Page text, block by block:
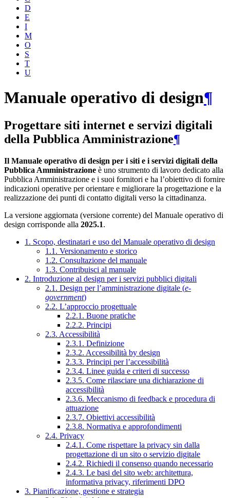
D
E
I
M
O
S
T
U
Manuale operativo di design¶
Progettare siti internet e servizi digitali
della Pubblica Amministrazione¶
Il Manuale operativo di design per i siti e i servizi digitali della
Pubblica Amministrazione è uno strumento di lavoro dedicato alla
Pubblica Amministrazione e i suoi fornitori e ha l’obiettivo di fornire
indicazioni operative per orientare e migliorare la progettazione e la
realizzazione dei punti di contatto digitali verso la cittadinanza.
La versione aggiornata (versione corrente) del Manuale operativo di
design corrisponde alla 2025.1.
1. Scopo, destinatari e uso del Manuale operativo di design
1.1. Versionamento e storico
1.2. Consultazione del manuale
1.3. Contribuisci al manuale
2. Introduzione al design per i servizi pubblici digitali
2.1. Design per l’amministrazione digitale (e-
government)
2.2. L’approccio progettuale
2.2.1. Buone pratiche
2.2.2. Principi
2.3. Accessibilità
2.3.1. Definizione
2.3.2. Accessibilità by design
2.3.3. Principi per l’accessibilità
2.3.4. Linee guida e criteri di successo
2.3.5. Come rilasciare una dichiarazione di
accessibilità
2.3.6. Meccanismo di feedback e procedura di
attuazione
2.3.7. Obiettivi accessibilità
2.3.8. Normativa e approfondimenti
2.4. Privacy
2.4.1. Come rispettare la privacy sin dalla
progettazione di un sito o servizio digitale
2.4.2. Richiedi il consenso quando necessario
2.4.3. Le basi del sito web: architettura,
informativa privacy, riferimenti DPO
3. Pianificazione, gestione e strategia